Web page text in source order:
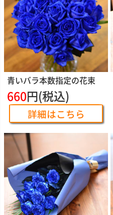
青いバラ本数指定の花束
660円(税込)
詳細はこちら